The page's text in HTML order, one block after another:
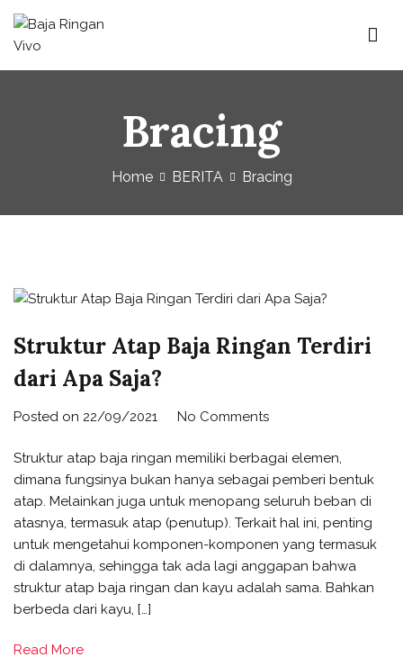
Baja Ringan Vivo
Website Baja Ringan Vivo
Bracing
Home BERITA Bracing
Struktur Atap Baja Ringan Terdiri
dari Apa Saja?
Posted on 22/09/2021 No Comments
Struktur atap baja ringan memiliki berbagai elemen,
dimana fungsinya bukan hanya sebagai pemberi bentuk
atap. Melainkan juga untuk menopang seluruh beban di
atasnya, termasuk atap (penutup). Terkait hal ini, penting
untuk mengetahui komponen-komponen yang termasuk
di dalamnya, sehingga tak ada lagi anggapan bahwa
struktur atap baja ringan dan kayu adalah sama. Bahkan
berbeda dari kayu, […]
Read More